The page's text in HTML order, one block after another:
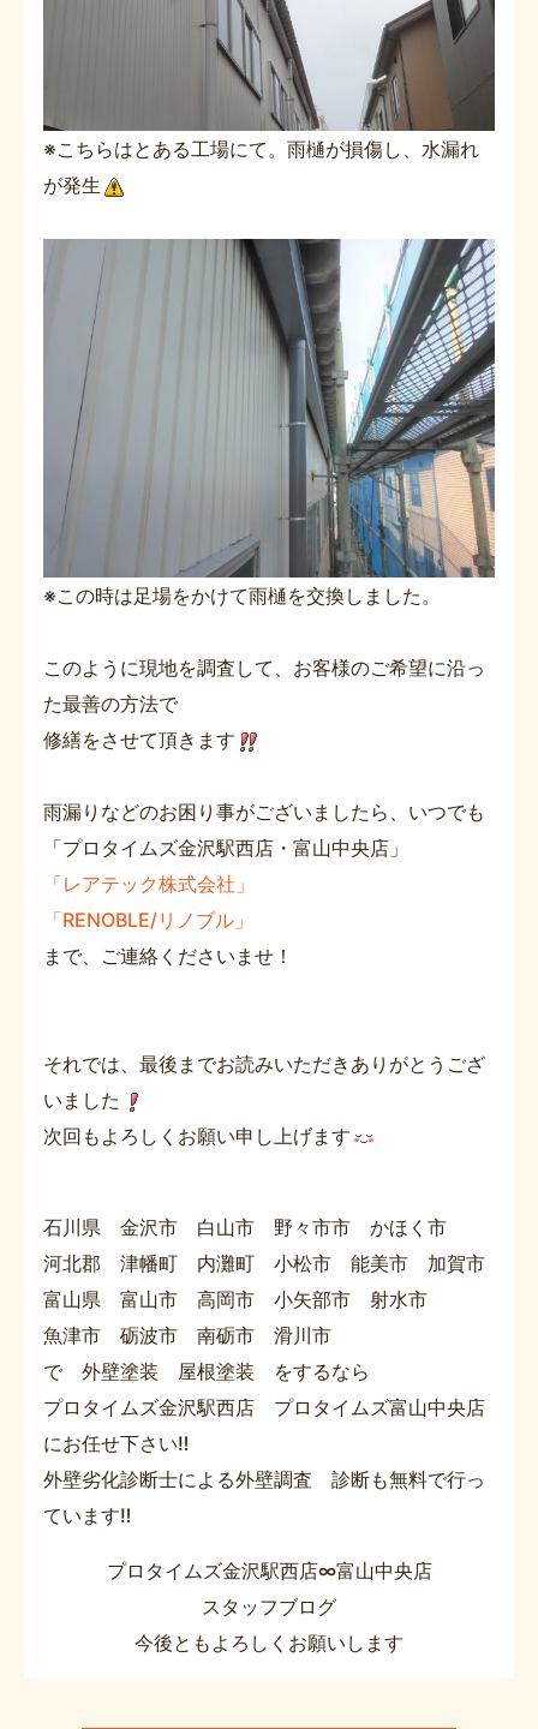
※こちらはとある工場にて。雨樋が損傷し、水漏れ
が発生
※この時は足場をかけて雨樋を交換しました。
このように現地を調査して、お客様のご希望に沿っ
た最善の方法で
修繕をさせて頂きます
雨漏りなどのお困り事がございましたら、いつでも
「プロタイムズ金沢駅西店・富山中央店」
「レアテック株式会社」
「RENOBLE/リノブル」
まで、ご連絡くださいませ！
それでは、最後までお読みいただきありがとうござ
いました
次回もよろしくお願い申し上げます
石川県 金沢市 白山市 野々市市 かほく市
河北郡 津幡町 内灘町 小松市 能美市 加賀市
富山県 富山市 高岡市 小矢部市 射水市
魚津市 砺波市 南砺市 滑川市
で 外壁塗装 屋根塗装 をするなら
プロタイムズ金沢駅西店 プロタイムズ富山中央店
にお任せ下さい‼
外壁劣化診断士による外壁調査 診断も無料で行っ
ています‼
プロタイムズ金沢駅西店∞富山中央店
スタッフブログ
今後ともよろしくお願いします